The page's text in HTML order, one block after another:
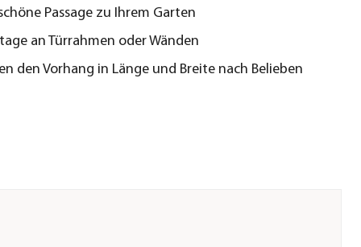
Passage zu Ihrem Garten
an Türrahmen oder Wänden
den Vorhang in Länge und Breite nach Belieben